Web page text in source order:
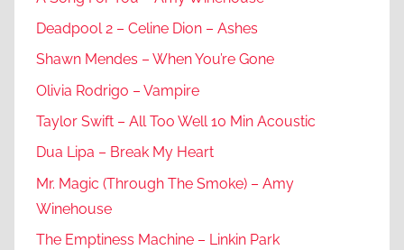
Deadpool 2 – Celine Dion – Ashes
Shawn Mendes – When You’re Gone
Olivia Rodrigo – Vampire
Taylor Swift – All Too Well 10 Min Acoustic
Dua Lipa – Break My Heart
Mr. Magic (Through The Smoke) – Amy
Winehouse
The Emptiness Machine – Linkin Park